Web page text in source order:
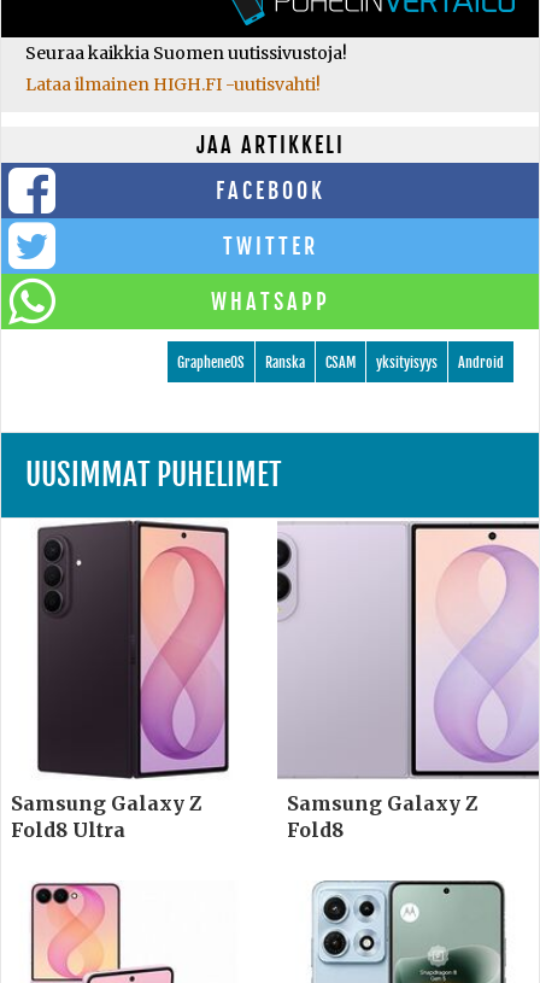
Seuraa kaikkia Suomen uutissivustoja!
Lataa ilmainen HIGH.FI -uutisvahti!
JAA ARTIKKELI
FACEBOOK
TWITTER
WHATSAPP
Android
yksityisyys
CSAM
Ranska
GrapheneOS
UUSIMMAT PUHELIMET
Samsung Galaxy Z
Fold8 Ultra
Samsung Galaxy Z
Fold8